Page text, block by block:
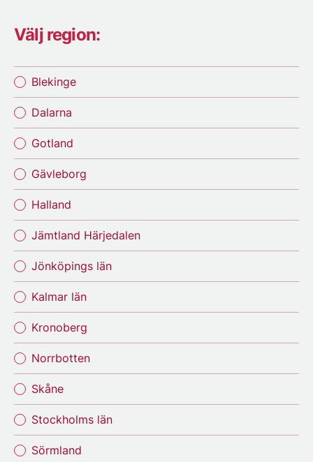
Välj region:
Blekinge
Dalarna
Gotland
Gävleborg
Halland
Jämtland Härjedalen
Jönköpings län
Kalmar län
Kronoberg
Norrbotten
Skåne
Stockholms län
Sörmland